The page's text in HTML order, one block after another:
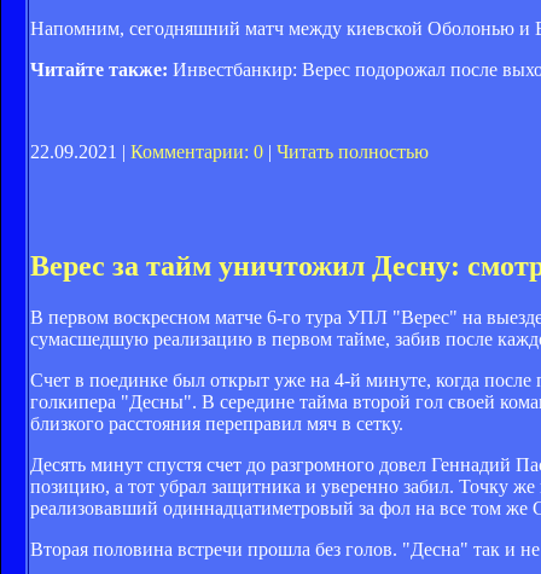
Напомним, сегодняшний матч между киевской Оболонью и
Читайте также: Инвестбанкир: Верес подорожал после
22.09.2021 | Комментарии: 0 | Читать полностью
Верес за тайм уничтожил Десну:
В первом воскресном матче 6-го тура УПЛ "Верес" на
сумасшедшую реализацию в первом тайме, забив после
Счет в поединке был открыт уже на 4-й минуте, когда
голкипера "Десны". В середине тайма второй гол своей
близкого расстояния переправил мяч в сетку.
Десять минут спустя счет до разгромного довел Геннадий
позицию, а тот убрал защитника и уверенно забил. Точку
реализовавший одиннадцатиметровый за фол на все том же
Вторая половина встречи прошла без голов. "Десна" так и